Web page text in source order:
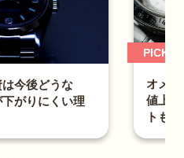
マスターはなぜ
売却のポイン
ロレ
える
主な